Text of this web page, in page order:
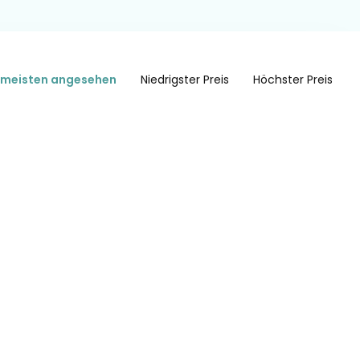
angesehen Niedrigster Preis Höchster Preis